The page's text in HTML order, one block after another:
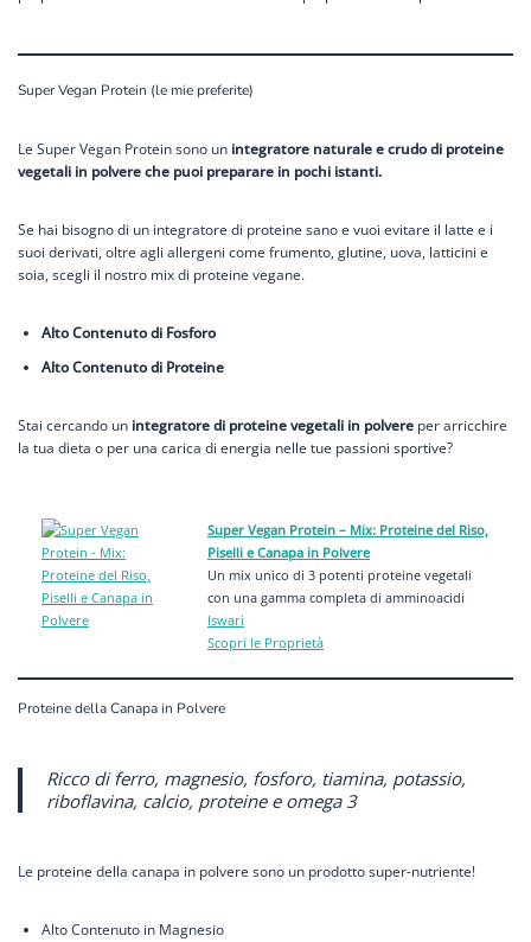
Super Vegan Protein (le mie preferite)
Le Super Vegan Protein sono un integratore naturale e crudo di proteine
vegetali in polvere che puoi preparare in pochi istanti.
Se hai bisogno di un integratore di proteine sano e vuoi evitare il latte e i
suoi derivati, oltre agli allergeni come frumento, glutine, uova, latticini e
soia, scegli il nostro mix di proteine vegane.
Alto Contenuto di Fosforo
Alto Contenuto di Proteine
Stai cercando un integratore di proteine vegetali in polvere per arricchire
la tua dieta o per una carica di energia nelle tue passioni sportive?
Super Vegan Protein – Mix: Proteine del Riso,
Piselli e Canapa in Polvere
Un mix unico di 3 potenti proteine vegetali
con una gamma completa di amminoacidi
Iswari
Scopri le Proprietà
Proteine della Canapa in Polvere
Ricco di ferro, magnesio, fosforo, tiamina, potassio,
riboflavina, calcio, proteine e omega 3
Le proteine della canapa in polvere sono un prodotto super-nutriente!
Alto Contenuto in Magnesio